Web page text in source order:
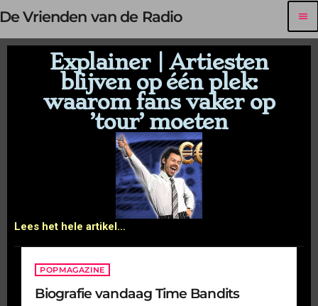
De Vrienden van de Radio menu
Explainer | Artiesten
blijven op één plek:
waarom fans vaker op
’tour’ moeten
Lees het hele artikel…
POPMAGAZINE
Biografie vandaag Time Bandits